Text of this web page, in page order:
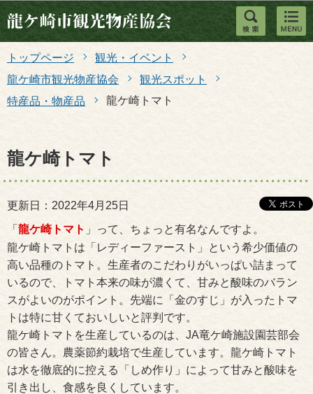
このページの本文へ移動
トップページ
観光・イベント
龍ケ崎市観光物産協会
観光スポット
特産品・物産品
龍ケ崎トマト
龍ケ崎トマト
更新日：2022年4月25日
「 龍ケ崎トマト 」って、ちょっと有名なんですよ。
龍ケ崎トマトは「レディーファースト」という希少価値の
高い品種のトマト。生産者のこだわりがいっぱい詰まって
いるので、トマト本来の味が濃くて、甘みと酸味のバラン
スがよいのがポイント。先端に「金のすじ」が入ったトマ
トは特に甘くておいしいと評判です。
龍ケ崎トマトを生産しているのは、JA竜ケ崎施設園芸部会
の皆さん。農薬節約栽培で生産しています。龍ケ崎トマト
は水を徹底的に控える「しめ作り」によって甘みと酸味を
引き出し、食感を良くしています。